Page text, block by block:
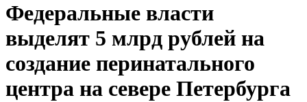
Федеральные власти
выделят 5 млрд рублей на
создание перинатального
центра на севере Петербурга